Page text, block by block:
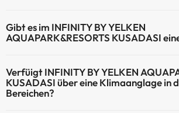
24-Stunden-Rezeption.
Gibt es im INFINITY BY YELKEN
AQUAPARK&RESORTS KUSADASI
Heizung in den Gemeinschaftsräumen.
Verfüigt INFINITY BY YELKEN
KUSADASI über eine Klimaanglage in
Bereichen?